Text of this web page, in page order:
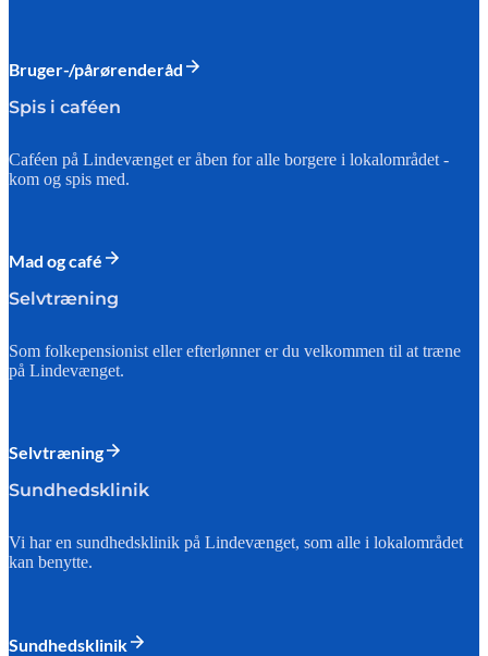
Bruger-/pårørenderåd
Spis i caféen
Caféen på Lindevænget er åben for alle borgere i lokalområdet -
kom og spis med.
Mad og café
Selvtræning
Som folkepensionist eller efterlønner er du velkommen til at træne
på Lindevænget.
Selvtræning
Sundhedsklinik
Vi har en sundhedsklinik på Lindevænget, som alle i lokalområdet
kan benytte.
Sundhedsklinik